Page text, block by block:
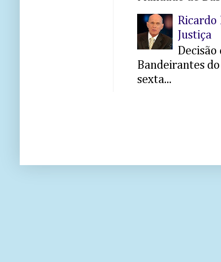
Ricardo
Justiça
Decisão
Bandeirantes
sexta...